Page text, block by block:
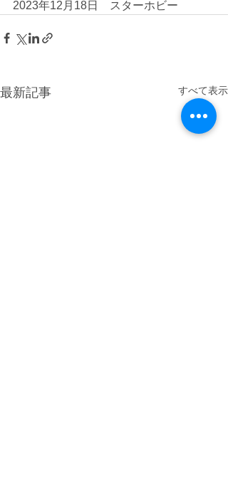
2023年12月18日　スターホビー
最新記事 すべて表示